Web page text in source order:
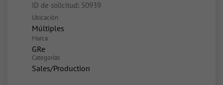
ID de solicitud: 50939
Ubicación
Múltiples
Marca
GRe
Categorías
Sales/Production